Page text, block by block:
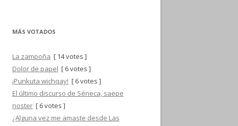
MÁS VOTADOS
La zampoña [ 14 votes ]
Dolor de papel [ 6 votes ]
¡Punkuta wichqay! [ 6 votes ]
El último discurso de Séneca, saepe
noster [ 6 votes ]
¿Alguna vez me amaste desde Las